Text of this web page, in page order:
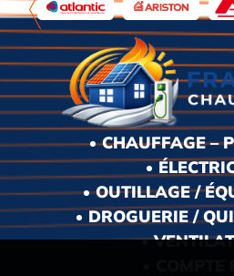
CHAUFFAGE –
OUTILLAGE /
DROGUERIE /